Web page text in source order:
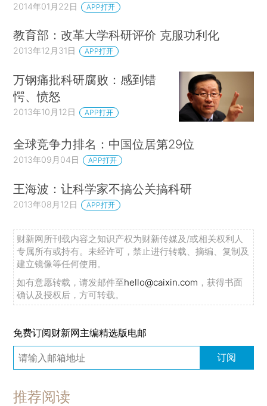
2014年01月22日 APP打开
教育部：改革大学科研评价 克服功利化
2013年12月31日 APP打开
万钢痛批科研腐败：感到错
愕、愤怒
2013年10月12日 APP打开
全球竞争力排名：中国位居第29位
2013年09月04日 APP打开
王海波：让科学家不搞公关搞科研
2013年08月12日 APP打开
财新网所刊载内容之知识产权为财新传媒及/或相关权利人
专属所有或持有。未经许可，禁止进行转载、摘编、复制及
建立镜像等任何使用。
如有意愿转载，请发邮件至hello@caixin.com ，获得书面
确认及授权后，方可转载。
免费订阅财新网主编精选版电邮
订阅
推荐阅读